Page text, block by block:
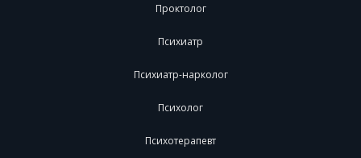
Проктолог
Психиатр
Психиатр-нарколог
Психолог
Психотерапевт